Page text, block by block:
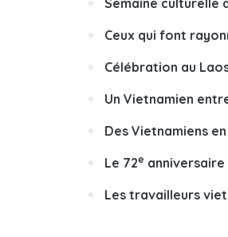
Semaine culturelle
Ceux qui font
Célébration au
Un Vietnamien
Des Vietnamiens
Le 72e
Les travailleurs